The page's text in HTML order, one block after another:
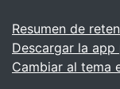
Resumen de
Descargar la
Cambiar al tema